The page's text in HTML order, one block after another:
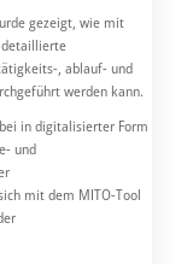
gezeigt, wie mit
detaillierte
, ablauf- und
werden kann.
in digitalisierter Form
und
mit dem MITO-Tool